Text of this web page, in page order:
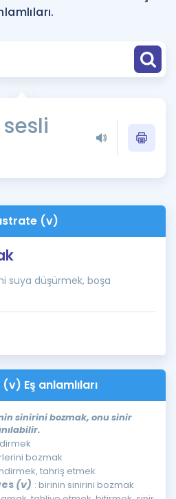
sesli
(v)
suya düşürmek, boşa
Eş anlamlıları
sinirini bozmak, onu sinir
bozmak
tahriş etmek
(v) : birinin sinirini bozmak